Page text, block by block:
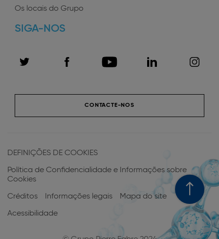
Os locais do Grupo
SIGA-NOS
CONTACTE-NOS
do
rodapé
DEFINIÇÕES DE COOKIES
Política de Confidencialidade e Informações sobre
Cookies
Créditos Informações legais Mapa do site
Acessibilidade